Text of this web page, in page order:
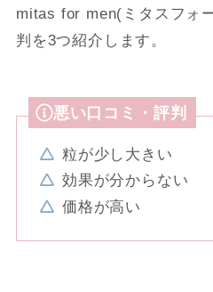
mitas for men(ミタスフォ
判を3つ紹介します。
悪い口コミ・評判
粒が少し大きい
効果が分からない
価格が高い